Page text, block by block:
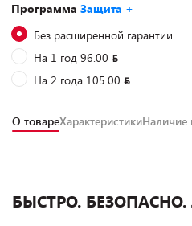
Программа Защита +
Без расширенной гарантии
На 1 год 96.00
На 2 года 105.00
О товареХарактеристикиНаличие
БЫСТРО. БЕЗОПАСНО.